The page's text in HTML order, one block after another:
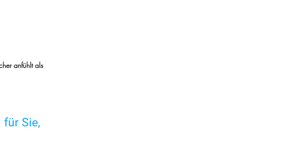
anfühlt als
Sie,